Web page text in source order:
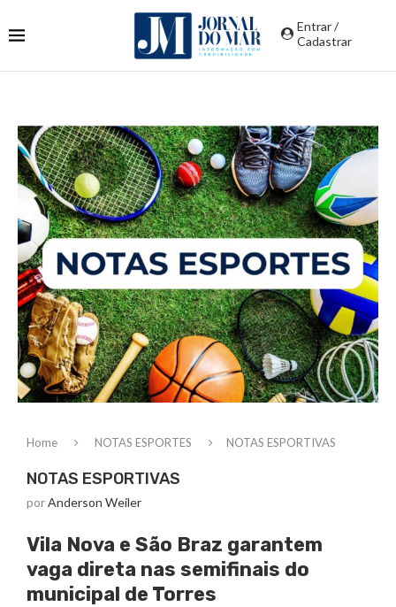
Entrar /
Cadastrar
Home NOTAS ESPORTES NOTAS ESPORTIVAS
NOTAS ESPORTIVAS
porAnderson Weiler
Vila Nova e São Braz garantem
vaga direta nas semifinais do
municipal de Torres